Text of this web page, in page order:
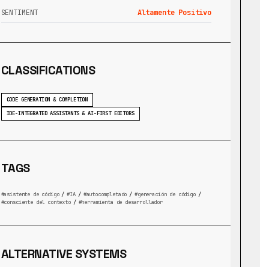
SENTIMENT Altamente Positivo
CLASSIFICATIONS
CODE GENERATION & COMPLETION
IDE-INTEGRATED ASSISTANTS & AI-FIRST EDITORS
TAGS
asistente de código / IA / autocompletado / generación de código /
consciente del contexto / herramienta de desarrollador
ALTERNATIVE SYSTEMS